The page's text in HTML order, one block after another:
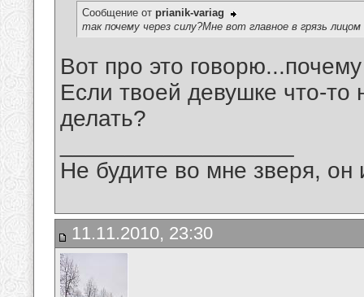
Сообщение от prianik-variag
так почему через силу?Мне вот главное в грязь
Вот про это
Если твоей девушке что-то
делать?
Не будите во мне зверя, он
11.11.2010, 23:30